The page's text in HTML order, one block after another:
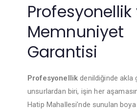
Profesyonellik
Memnuniyet
Garantisi
Profesyonellik denildiğinde akla
unsurlardan biri, işin her
Hatip Mahallesi’nde sunulan